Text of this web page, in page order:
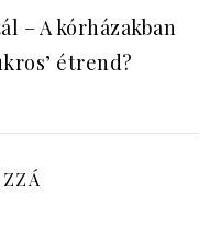
– A kórházakban
étrend?